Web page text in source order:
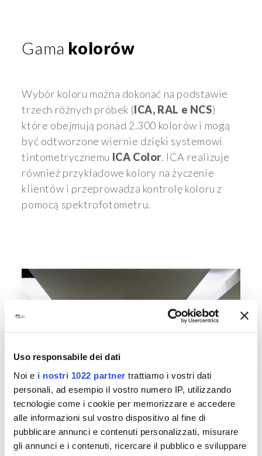
Uso responsabile dei dati
Noi e i nostri 1022 partner trattiamo i vostri dati
personali, ad esempio il vostro numero IP, utilizzando
tecnologie come i cookie per memorizzare e accedere
alle informazioni sul vostro dispositivo al fine di
pubblicare annunci e contenuti personalizzati, misurare
gli annunci e i contenuti, ricercare il pubblico e sviluppare
Gama kolorów
Wybór koloru można dokonać na podstawie
trzech różnych próbek (ICA, RAL e NCS)
które obejmują ponad 2.300 kolorów i mogą
być odtworzone wiernie dzięki systemowi
tintometrycznemu ICA Color. ICA realizuje
również przykładowe kolory na życzenie
klientów i przeprowadza kontrolę koloru z
pomocą spektrofotometru.